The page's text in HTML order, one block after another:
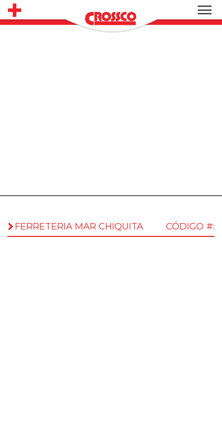
FERRETERIA MAR CHIQUITA CÓDIGO #: